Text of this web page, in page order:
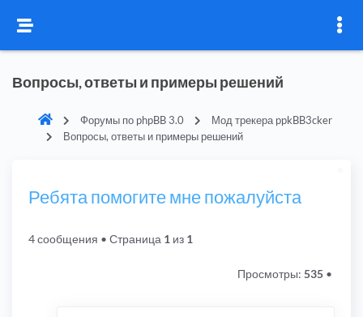
Вопросы, ответы и примеры решений
Форумы по phpBB 3.0
Мод трекера ppkBB3cker
Вопросы, ответы и примеры решений
Ребята помогите мне пожалуйста
4 сообщения • Страница 1 из 1
Просмотры: 535 •